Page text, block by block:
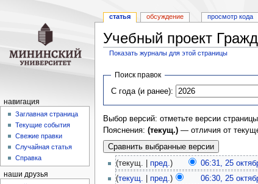
Учебный проект
Показать журналы для этой страницы
Перейти
навигации
Перейти
поиску
Поиск правок
С года (и ранее):
Выбор версий: отметьте версии
Пояснения: (текущ.)— отличия от
(текущ. | пред.) 06:31, 25
(текущ. пред.) 06:30, 25
статья обсуждение просмотр кода
навигация
Заглавная страница
Текущие события
Свежие правки
Случайная статья
Справка
наши друзья